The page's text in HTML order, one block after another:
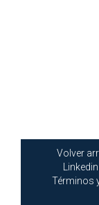
Volver
Linkedin
Términos